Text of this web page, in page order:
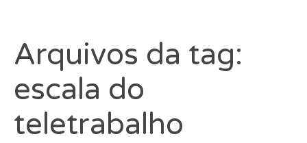
Arquivos da tag:
escala do
teletrabalho